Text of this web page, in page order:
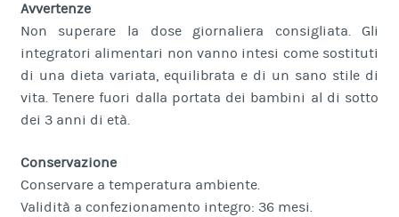
Avvertenze
Non superare la dose giornaliera consigliata. Gli
integratori alimentari non vanno intesi come sostituti
di una dieta variata, equilibrata e di un sano stile di
vita. Tenere fuori dalla portata dei bambini al di sotto
dei 3 anni di età.
Conservazione
Conservare a temperatura ambiente.
Validità a confezionamento integro: 36 mesi.